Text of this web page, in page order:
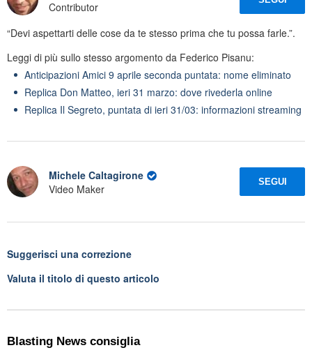
Contributor
“Devi aspettarti delle cose da te stesso prima che tu possa farle.”.
Leggi di più sullo stesso argomento da Federico Pisanu:
Anticipazioni Amici 9 aprile seconda puntata: nome eliminato
Replica Don Matteo, ieri 31 marzo: dove rivederla online
Replica Il Segreto, puntata di ieri 31/03: informazioni streaming
Michele Caltagirone
Video Maker
SEGUI
Suggerisci una correzione
Valuta il titolo di questo articolo
Blasting News consiglia